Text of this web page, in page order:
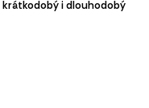
krátkodobý i dlouhodobý